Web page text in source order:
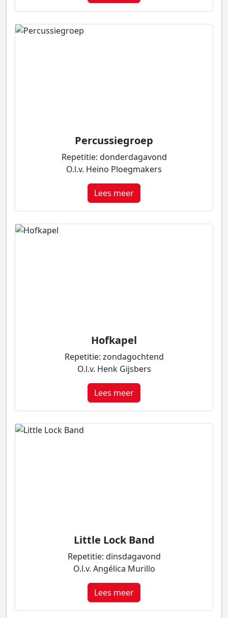
Percussiegroep
Repetitie: donderdagavond
O.l.v. Heino Ploegmakers
Lees meer
Hofkapel
Repetitie: zondagochtend
O.l.v. Henk Gijsbers
Lees meer
Little Lock Band
Repetitie: dinsdagavond
O.l.v. Angélica Murillo
Lees meer